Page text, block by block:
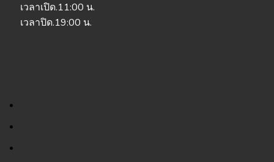
เวลาเปิด.11:00 น.
เวลาปิด.19:00 น.